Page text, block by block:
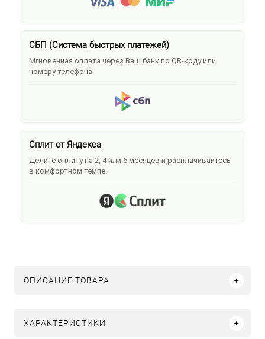
СБП (Система быстрых платежей)
Мгновенная оплата через Ваш банк по QR-коду или
номеру телефона.
Сплит от Яндекса
Делите оплату на 2, 4 или 6 месяцев и расплачивайтесь
в комфортном темпе.
ОПИСАНИЕ ТОВАРА
ХАРАКТЕРИСТИКИ